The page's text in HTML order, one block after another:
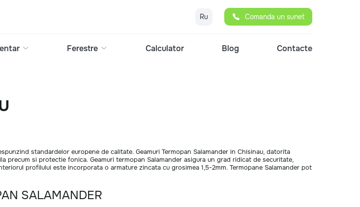
Ru Comanda un sunet
Ferestre Calculator Blog Contacte
standardelor europene de calitate. Geamuri Termopan Salamander in Chisinau, datorita
precum si protectie fonica. Geamuri termopan Salamander asigura un grad ridicat de securitate,
profilului este incorporata o armature zincata cu grosimea 1,5-2mm. Termopane Salamander pot
SALAMANDER